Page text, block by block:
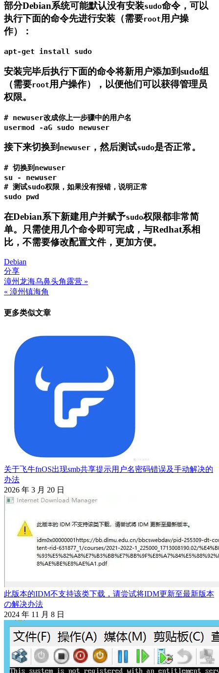
部分Debian系统可能默认没有安装sudo命令，可以
执行下面的命令先进行安装（需要root用户操
作）：
apt-get install sudo
安装完毕后执行下面的命令将新用户添加到sudo组
（需要root用户操作），以便他们可以获得管理员
权限。
# newuser改成你上一步骤中的用户名
usermod -aG sudo newuser
接下来切换到 newuser ，然后测试sudo是否正常。
# 切换到newuser
# 测试sudo权限，如果没有报错，说明正常
sudo pwd
在Debian系下新建用户并赋予sudo权限都非常简
单。只需使用几个命令即可完成，与Redhat系相
比，不需要修改配置文件，更加方便。
Debian
分享
文
导
漳州龙海乌鼻头角露营 »
« 漳州镇海角
更多类似文章
关于飞牛fnOS出现smb共享提示用户名密码错误及手动解决的
办法
2026 年 3 月 20 日
此版本的IDM不支持该类下载，请尝试将IDM更新至最新版本
の解决办法
2024 年 11 月 8 日